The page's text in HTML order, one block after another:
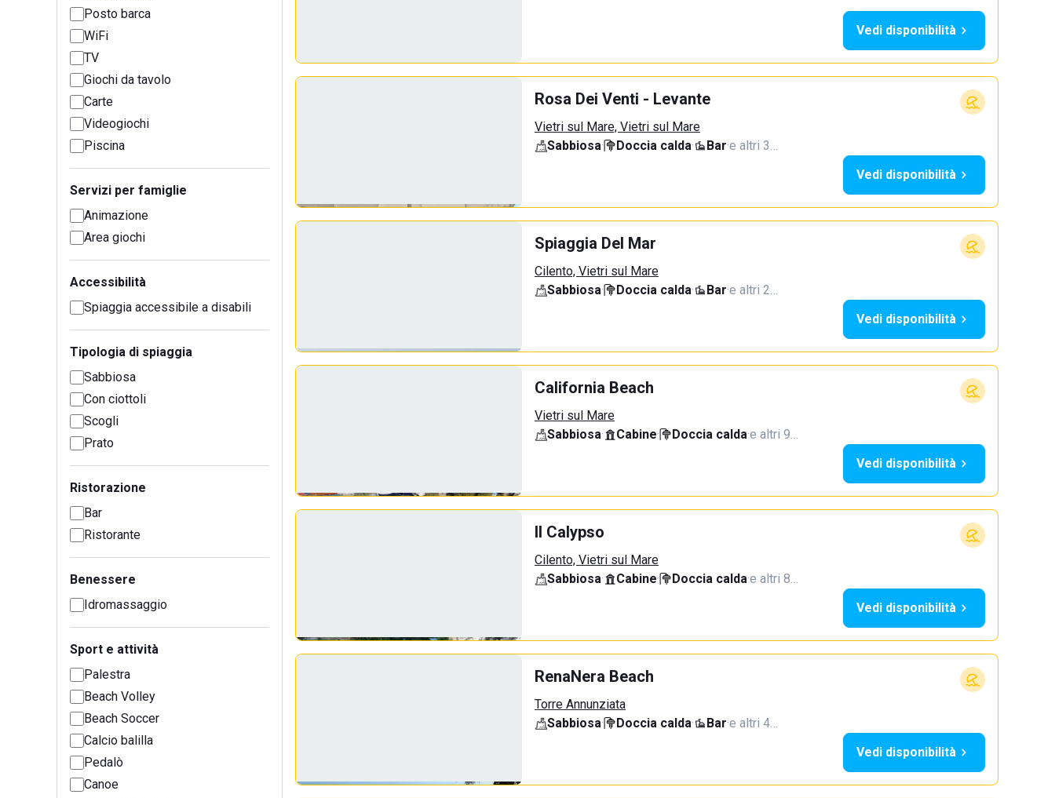
Posto barca
WiFi
TV
Giochi da tavolo
Carte
Videogiochi
Piscina
Servizi per famiglie
Animazione
Area giochi
Accessibilità
Spiaggia accessibile a disabili
Tipologia di spiaggia
Sabbiosa
Con ciottoli
Scogli
Prato
Ristorazione
Bar
Ristorante
Benessere
Idromassaggio
Sport e attività
Palestra
Beach Volley
Beach Soccer
Calcio balilla
Pedalò
Canoe
Vedi disponibilità
Rosa Dei Venti - Levante
Vietri sul Mare, Vietri sul Mare
Sabbiosa· Doccia calda· Bar·e altri 3…
Vedi disponibilità
Spiaggia Del Mar
Cilento, Vietri sul Mare
Sabbiosa· Doccia calda· Bar·e altri 2…
Vedi disponibilità
California Beach
Vietri sul Mare
Sabbiosa· Cabine· Doccia calda·e altri 9…
Vedi disponibilità
Il Calypso
Cilento, Vietri sul Mare
Sabbiosa· Cabine· Doccia calda·e altri 8…
Vedi disponibilità
RenaNera Beach
Torre Annunziata
Sabbiosa· Doccia calda· Bar·e altri 4…
Vedi disponibilità